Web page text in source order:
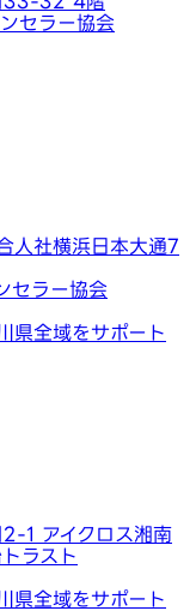
セラー協会
人社横浜日本大通7
セラー協会
県全域をサポート
1 アイクロス湘南
ラスト
県全域をサポート